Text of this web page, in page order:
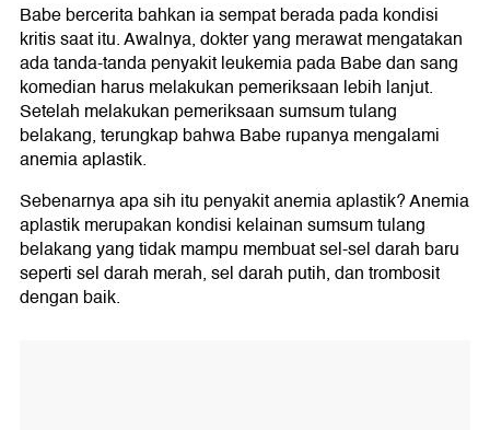
Babe bercerita bahkan ia sempat berada pada kondisi
kritis saat itu. Awalnya, dokter yang merawat mengatakan
ada tanda-tanda penyakit leukemia pada Babe dan sang
komedian harus melakukan pemeriksaan lebih lanjut.
Setelah melakukan pemeriksaan sumsum tulang
belakang, terungkap bahwa Babe rupanya mengalami
anemia aplastik.
Sebenarnya apa sih itu penyakit anemia aplastik? Anemia
aplastik merupakan kondisi kelainan sumsum tulang
belakang yang tidak mampu membuat sel-sel darah baru
seperti sel darah merah, sel darah putih, dan trombosit
dengan baik.